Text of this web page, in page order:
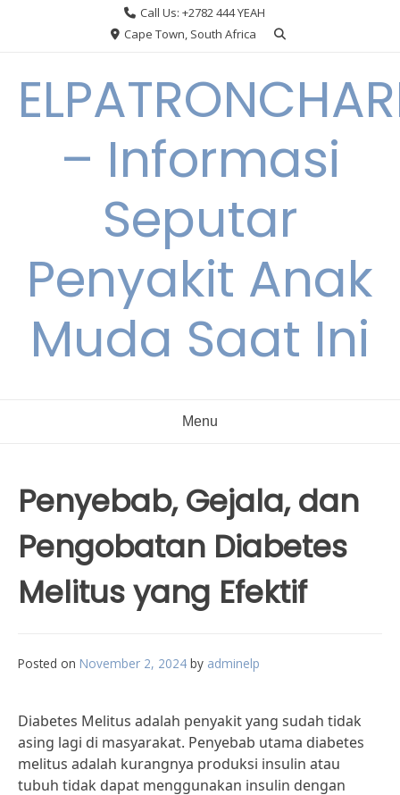
Call Us: +2782 444 YEAH
Cape Town, South Africa
– Informasi
Seputar
Penyakit Anak
Muda Saat Ini
Menu
Penyebab, Gejala, dan
Pengobatan Diabetes
Melitus yang Efektif
Posted on November 2, 2024 by adminelp
Diabetes Melitus adalah penyakit yang sudah tidak
asing lagi di masyarakat. Penyebab utama diabetes
melitus adalah kurangnya produksi insulin atau
tubuh tidak dapat menggunakan insulin dengan